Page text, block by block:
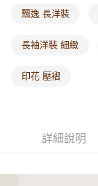
飄逸 長洋裝
長袖洋裝 細緻
印花 壓褶
詳細說明